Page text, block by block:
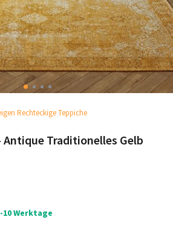
Rechteckige Teppiche
Traditionelles Gelb
Werktage